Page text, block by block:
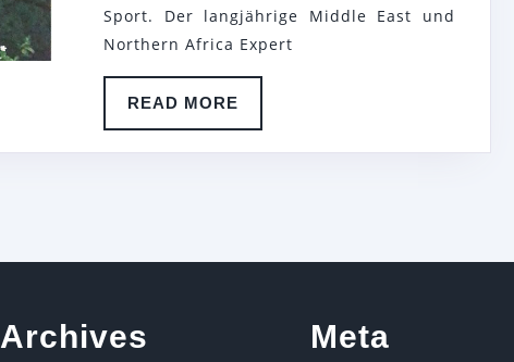
Sport. Der langjährige Middle East und
Northern Africa Expert
READ MORE
MORE
Archives Meta